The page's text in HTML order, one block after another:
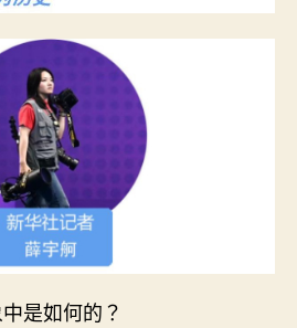
背
后
是如何的？